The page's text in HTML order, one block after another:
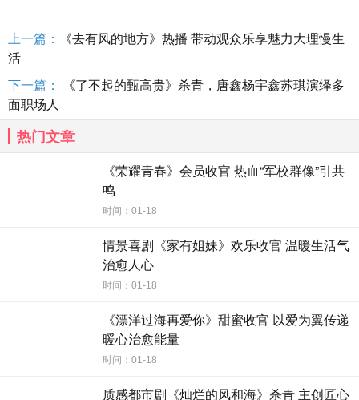
上一篇：
《去有风的地方》热播 带动观众乐享魅力大理慢生
活
下一篇：
《了不起的甄高贵》杀青，唐鑫杨宇鑫苏琪演绎多
面职场人
热门文章
《荣耀青春》会员收官 热血“军校群像”引共
鸣
时间：01-18
情景喜剧《家有姐妹》欢乐收官 温暖生活气
治愈人心
时间：01-18
《漂洋过海再爱你》甜蜜收官 以爱为翼传递
暖心治愈能量
时间：01-18
质感都市剧《灿烂的风和海》杀青 主创匠心